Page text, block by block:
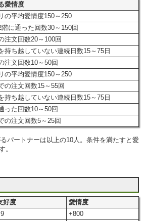
愛情度
の平均愛情度150～250
階に通った回数30～150回
注文回数20～100回
持ち越していない連続日数15～75日
注文回数10～50回
の平均愛情度150～250
の注文回数15～55回
持ち越していない連続日数15～75日
った回数10～50回
の注文回数5～25回
パートナーは以上の10人。条件を満たすと愛
。
好度
愛情度
+800